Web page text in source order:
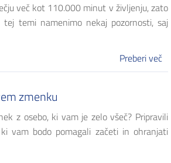
več kot 110.000 minut v življenju, zato
temi namenimo nekaj pozornosti, saj
Preberi več
zmenku
z osebo, ki vam je zelo všeč? Pripravili
vam bodo pomagali začeti in ohranjati